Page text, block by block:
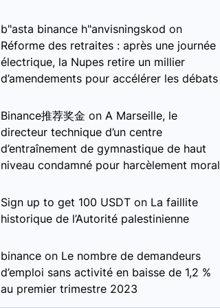
b"asta binance h"anvisningskod on
Réforme des retraites : après une journée
électrique, la Nupes retire un millier
d’amendements pour accélérer les débats
Binance推荐奖金 on A Marseille, le
directeur technique d’un centre
d’entraînement de gymnastique de haut
niveau condamné pour harcèlement moral
Sign up to get 100 USDT on La faillite
historique de l’Autorité palestinienne
binance on Le nombre de demandeurs
d’emploi sans activité en baisse de 1,2 %
au premier trimestre 2023